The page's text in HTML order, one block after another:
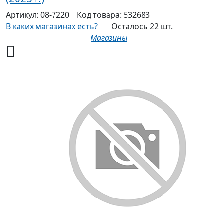
Артикул: 08-7220 Код товара: 532683
В каких магазинах есть?
Осталось 22 шт.
Магазины